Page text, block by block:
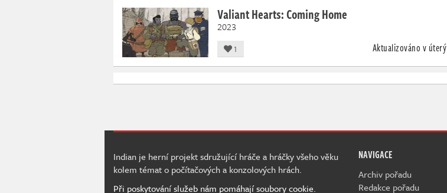
Valiant Hearts: Coming Home
2023
1 Aktualizováno v úterý
NAVIGACE
Archiv pořadu
Redakce pořadu
Indian je herní projekt sdružující hráče a hráčky všeho věku
kolem témat o počítačových a konzolových hrách.
Při poskytování služeb nám pomáhají soubory cookie.